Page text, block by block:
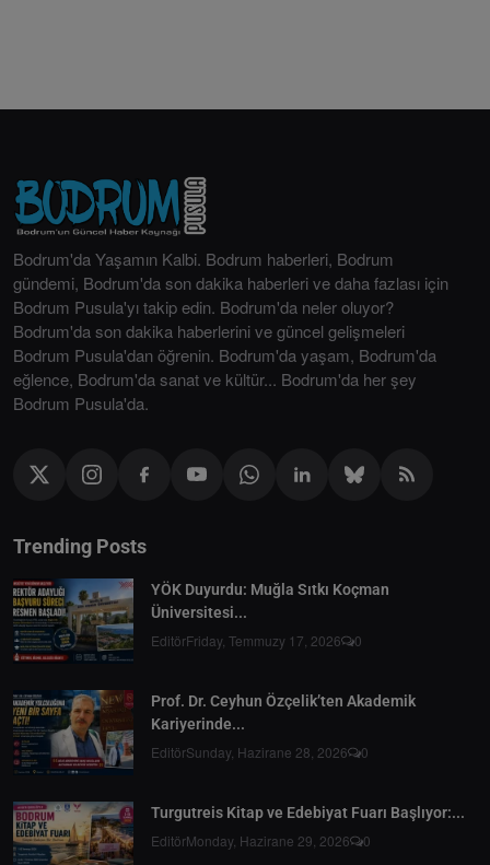
Bodrum'da Yaşamın Kalbi. Bodrum haberleri, Bodrum
gündemi, Bodrum'da son dakika haberleri ve daha fazlası için
Bodrum Pusula'yı takip edin. Bodrum'da neler oluyor?
Bodrum'da son dakika haberlerini ve güncel gelişmeleri
Bodrum Pusula'dan öğrenin. Bodrum'da yaşam, Bodrum'da
eğlence, Bodrum'da sanat ve kültür... Bodrum'da her şey
Bodrum Pusula'da.
Trending Posts
YÖK Duyurdu: Muğla Sıtkı Koçman
Üniversitesi...
EditörFriday, Temmuzy 17, 2026 0
Prof. Dr. Ceyhun Özçelik’ten Akademik
Kariyerinde...
EditörSunday, Hazirane 28, 2026 0
Turgutreis Kitap ve Edebiyat Fuarı Başlıyor:...
EditörMonday, Hazirane 29, 2026 0